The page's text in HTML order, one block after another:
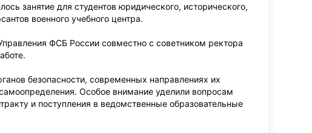
занятие для студентов юридического, исторического,
военного учебного центра.
ФСБ России совместно с советником ректора
безопасности, современных направлениях их
Особое внимание уделили вопросам
и поступления в ведомственные образовательные